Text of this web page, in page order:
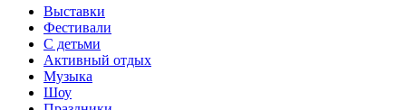
Выставки
Фестивали
С детьми
Активный отдых
Музыка
Шоу